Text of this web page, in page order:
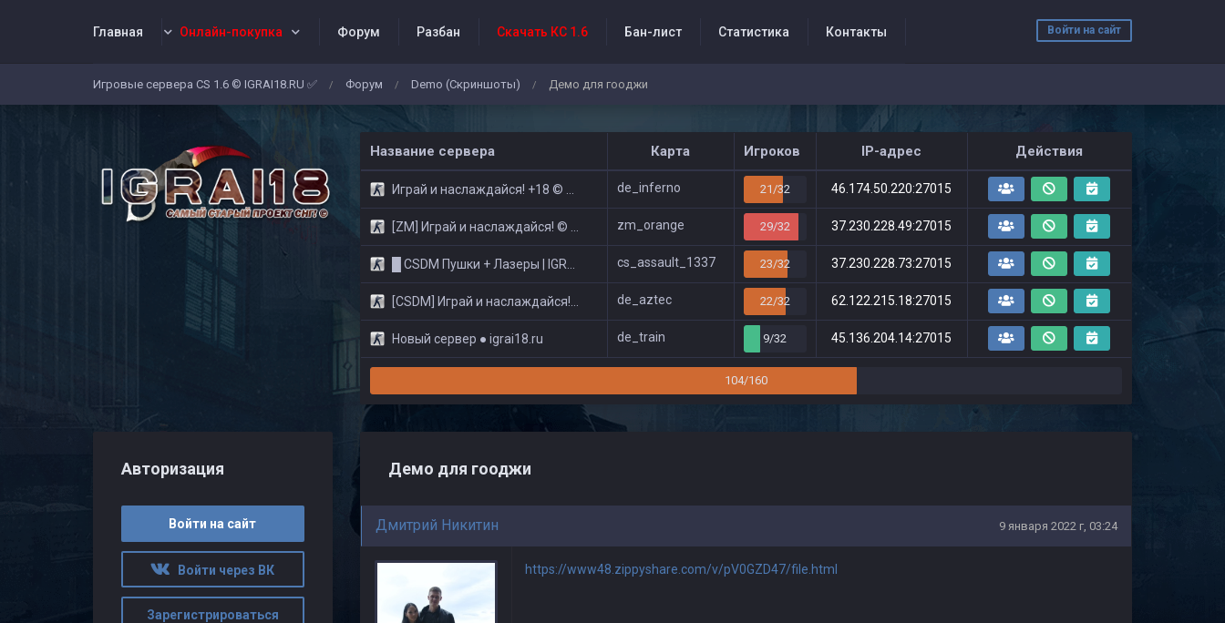
Войти на сайт
Главная Онлайн-покупка Форум Разбан Скачать КС 1.6 Бан-лист Статистика Контакты
События проекта
Игровые сервера CS 1.6 © IGRAI18.RU ✅ / Форум / Demo (Скриншоты) / Демо для гооджи
Название сервера Карта Игроков IP-адрес Действия
Играй и наслаждайся! +18 © Public de_inferno 21/32 46.174.50.220:27015
[ZM] Играй и наслаждайся! © Zombie Show zm_orange 29/32 37.230.228.49:27015
█ CSDM Пушки + Лазеры | IGRAI18.RU ツ █ cs_assault_1337 23/32 37.230.228.73:27015
[CSDM] Играй и наслаждайся! © Classic de_aztec 22/32 62.122.215.18:27015
Новый сервер ● igrai18.ru de_train 9/32 45.136.204.14:27015
104/160
Демо для гооджи
Дмитрий Никитин 9 января 2022 г, 03:24
https://www48.zippyshare.com/v/pV0GZD47/file.html
Авторизация
Войти на сайт
Войти через ВК
Зарегистрироваться